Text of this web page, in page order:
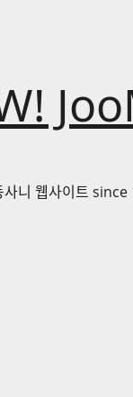
사니 웹사이트